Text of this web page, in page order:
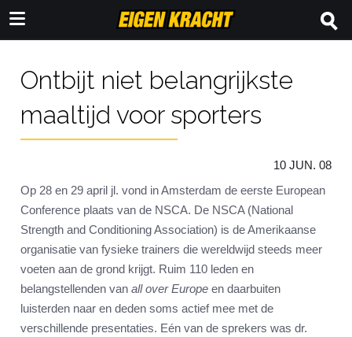
Ontbijt niet belangrijkste
maaltijd voor sporters
10 JUN. 08
Op 28 en 29 april jl. vond in Amsterdam de eerste European
Conference plaats van de NSCA. De NSCA (National
Strength and Conditioning Association) is de Amerikaanse
organisatie van fysieke trainers die wereldwijd steeds meer
voeten aan de grond krijgt. Ruim 110 leden en
belangstellenden van all over Europe en daarbuiten
luisterden naar en deden soms actief mee met de
verschillende presentaties. Eén van de sprekers was dr.